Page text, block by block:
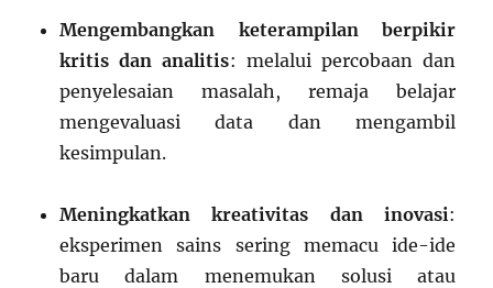
Mengembangkan keterampilan berpikir
kritis dan analitis: melalui percobaan dan
penyelesaian masalah, remaja belajar
mengevaluasi data dan mengambil
kesimpulan.
Meningkatkan kreativitas dan inovasi:
eksperimen sains sering memacu ide-ide
baru dalam menemukan solusi atau